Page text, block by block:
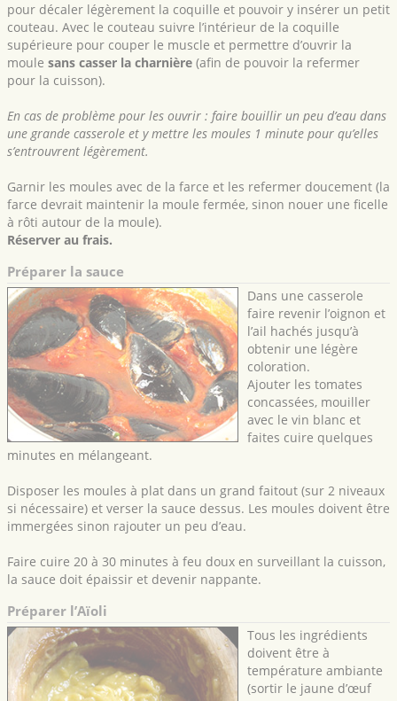
pour décaler légèrement la coquille et pouvoir y insérer un petit
couteau. Avec le couteau suivre l’intérieur de la coquille
supérieure pour couper le muscle et permettre d’ouvrir la
moule sans casser la charnière (afin de pouvoir la refermer
pour la cuisson).
En cas de problème pour les ouvrir : faire bouillir un peu d’eau dans
une grande casserole et y mettre les moules 1 minute pour qu’elles
s’entrouvrent légèrement.
Garnir les moules avec de la farce et les refermer doucement (la
farce devrait maintenir la moule fermée, sinon nouer une ficelle
à rôti autour de la moule).
Réserver au frais.
Préparer la sauce
Dans une casserole
faire revenir l’oignon et
l’ail hachés jusqu’à
obtenir une légère
coloration.
Ajouter les tomates
concassées, mouiller
avec le vin blanc et
faites cuire quelques
minutes en mélangeant.
Disposer les moules à plat dans un grand faitout (sur 2 niveaux
si nécessaire) et verser la sauce dessus. Les moules doivent être
immergées sinon rajouter un peu d’eau.
Faire cuire 20 à 30 minutes à feu doux en surveillant la cuisson,
la sauce doit épaissir et devenir nappante.
Préparer l’Aïoli
Tous les ingrédients
doivent être à
température ambiante
(sortir le jaune d’œuf